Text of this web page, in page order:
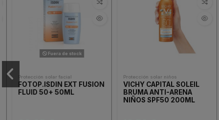
Fuera de stock
Protección solar facial
FOTOP.ISDIN EXT FUSION
FLUID 50+ 50ML
Protección solar niños
VICHY CAPITAL SOLEIL
BRUMA ANTI-ARENA
NIÑOS SPF50 200ML